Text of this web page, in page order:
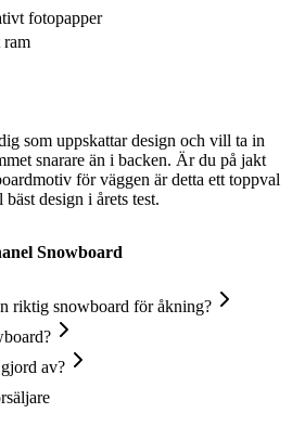
fotopapper
ram
som uppskattar design och vill ta in
snarare än i backen. Är du på jakt
för väggen är detta ett toppval
design i årets test.
Snowboard
riktig snowboard för åkning?
av?